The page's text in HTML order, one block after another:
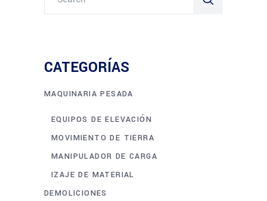
CATEGORÍAS
MAQUINARIA PESADA
EQUIPOS DE ELEVACIÓN
MOVIMIENTO DE TIERRA
MANIPULADOR DE CARGA
IZAJE DE MATERIAL
DEMOLICIONES